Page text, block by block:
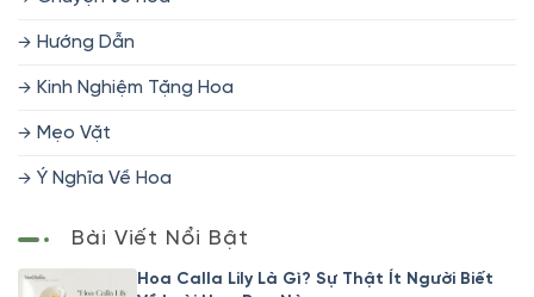
Hướng Dẫn
Kinh Nghiệm Tặng Hoa
Mẹo Vặt
Ý Nghĩa Về Hoa
Bài Viết Nổi Bật
Hoa Calla Lily Là Gì? Sự Thật Ít Người Biết